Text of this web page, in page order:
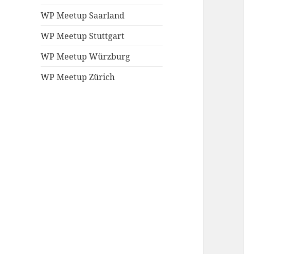
WP Meetup Saarland
WP Meetup Stuttgart
WP Meetup Würzburg
WP Meetup Zürich